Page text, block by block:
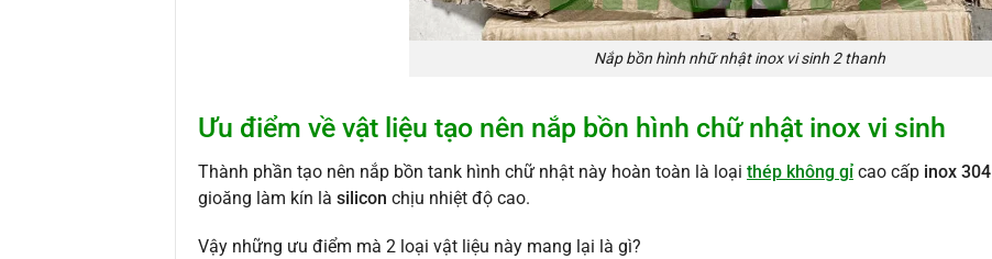
Nắp bồn hình nhữ nhật inox vi sinh 2 thanh
Ưu điểm về vật liệu tạo nên nắp bồn hình chữ nhật inox vi sinh
Thành phần tạo nên nắp bồn tank hình chữ nhật này hoàn toàn là loại thép không gỉ cao cấp inox 304
gioăng làm kín là silicon chịu nhiệt độ cao.
Vậy những ưu điểm mà 2 loại vật liệu này mang lại là gì?